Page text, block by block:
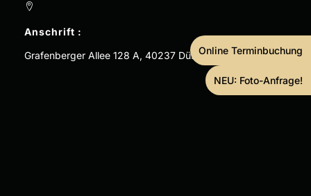
Anschrift :
Grafenberger Allee 128 A, 40237 DüsseldorfOnline Terminbuchung
NEU: Foto-Anfrage!